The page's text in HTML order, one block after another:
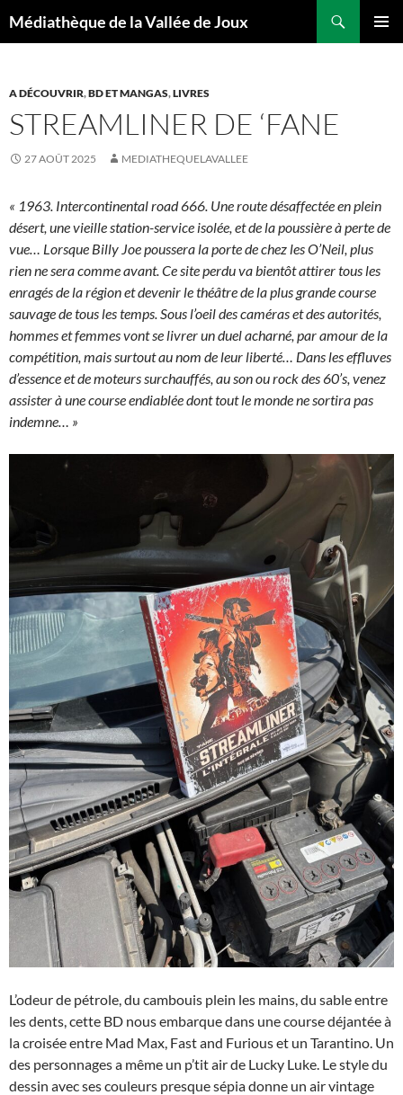
auMédiathèque de la Vallée de Joux
A DÉCOUVRIR,BD ET MANGAS,LIVRES
STREAMLINER DE ‘FANE
27 AOÛT 2025 MEDIATHEQUELAVALLEE
« 1963. Intercontinental road 666. Une route désaffectée en plein
désert, une vieille station-service isolée, et de la poussière à perte de
vue… Lorsque Billy Joe poussera la porte de chez les O’Neil, plus
rien ne sera comme avant. Ce site perdu va bientôt attirer tous les
enragés de la région et devenir le théâtre de la plus grande course
sauvage de tous les temps. Sous l’oeil des caméras et des autorités,
hommes et femmes vont se livrer un duel acharné, par amour de la
compétition, mais surtout au nom de leur liberté… Dans les effluves
d’essence et de moteurs surchauffés, au son ou rock des 60’s, venez
assister à une course endiablée dont tout le monde ne sortira pas
indemne… »
L’odeur de pétrole, du cambouis plein les mains, du sable entre
les dents, cette BD nous embarque dans une course déjantée à
la croisée entre Mad Max, Fast and Furious et un Tarantino. Un
des personnages a même un p’tit air de Lucky Luke. Le style du
dessin avec ses couleurs presque sépia donne un air vintage